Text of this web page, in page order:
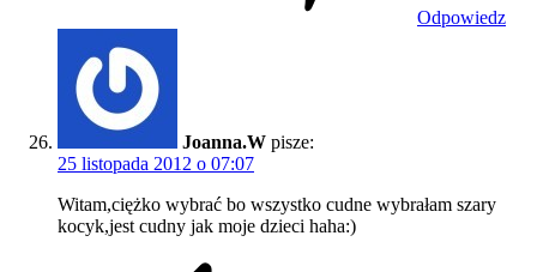
Odpowiedz
Joanna.W pisze:
25 listopada 2012 o 07:07
Witam,ciężko wybrać bo wszystko cudne wybrałam szary
kocyk,jest cudny jak moje dzieci haha:)